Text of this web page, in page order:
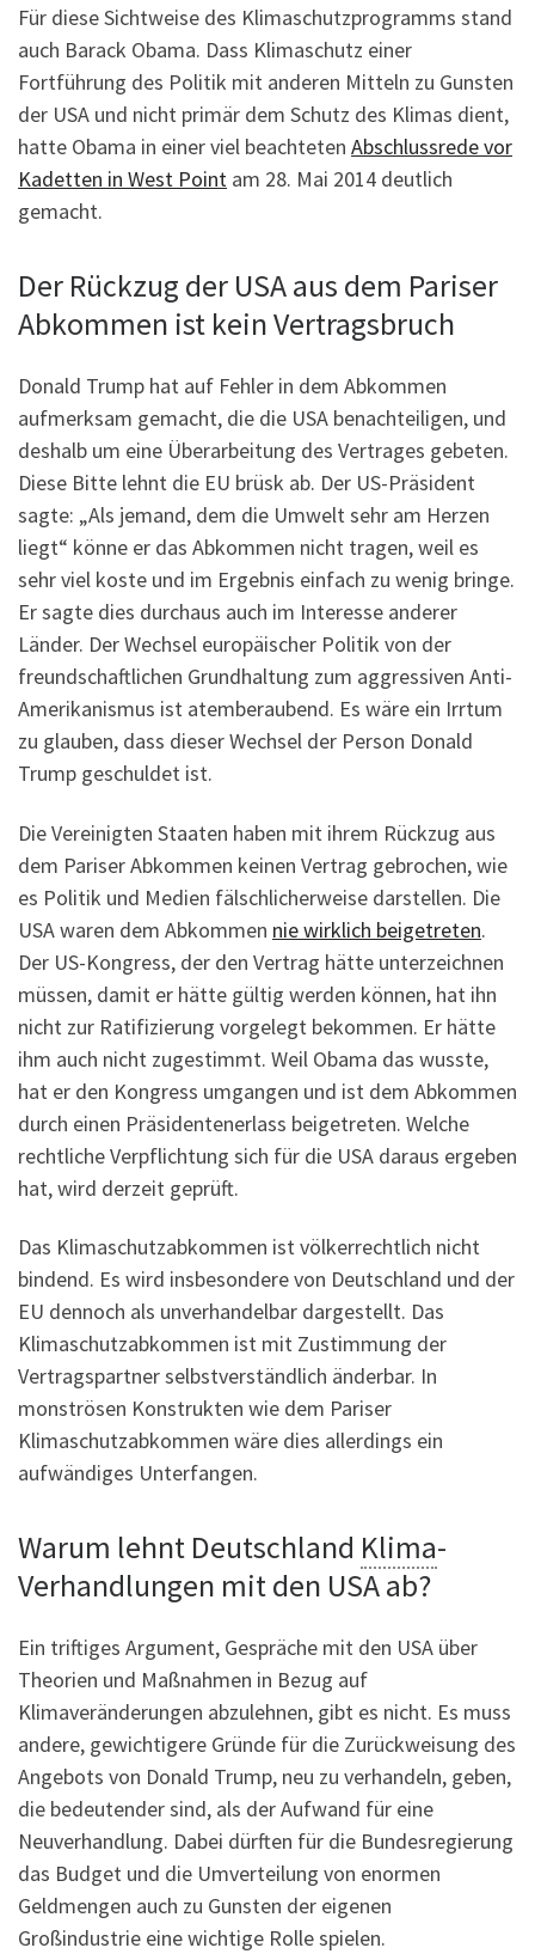
Für diese Sichtweise des Klimaschutzprogramms stand
auch Barack Obama. Dass Klimaschutz einer
Fortführung des Politik mit anderen Mitteln zu Gunsten
der USA und nicht primär dem Schutz des Klimas dient,
hatte Obama in einer viel beachteten Abschlussrede vor
Kadetten in West Point am 28. Mai 2014 deutlich
gemacht.
Der Rückzug der USA aus dem Pariser
Abkommen ist kein Vertragsbruch
Donald Trump hat auf Fehler in dem Abkommen
aufmerksam gemacht, die die USA benachteiligen, und
deshalb um eine Überarbeitung des Vertrages gebeten.
Diese Bitte lehnt die EU brüsk ab. Der US-Präsident
sagte: „Als jemand, dem die Umwelt sehr am Herzen
liegt“ könne er das Abkommen nicht tragen, weil es
sehr viel koste und im Ergebnis einfach zu wenig bringe.
Er sagte dies durchaus auch im Interesse anderer
Länder. Der Wechsel europäischer Politik von der
freundschaftlichen Grundhaltung zum aggressiven Anti-
Amerikanismus ist atemberaubend. Es wäre ein Irrtum
zu glauben, dass dieser Wechsel der Person Donald
Trump geschuldet ist.
Die Vereinigten Staaten haben mit ihrem Rückzug aus
dem Pariser Abkommen keinen Vertrag gebrochen, wie
es Politik und Medien fälschlicherweise darstellen. Die
USA waren dem Abkommen nie wirklich beigetreten.
Der US-Kongress, der den Vertrag hätte unterzeichnen
müssen, damit er hätte gültig werden können, hat ihn
nicht zur Ratifizierung vorgelegt bekommen. Er hätte
ihm auch nicht zugestimmt. Weil Obama das wusste,
hat er den Kongress umgangen und ist dem Abkommen
durch einen Präsidentenerlass beigetreten. Welche
rechtliche Verpflichtung sich für die USA daraus ergeben
hat, wird derzeit geprüft.
Das Klimaschutzabkommen ist völkerrechtlich nicht
bindend. Es wird insbesondere von Deutschland und der
EU dennoch als unverhandelbar dargestellt. Das
Klimaschutzabkommen ist mit Zustimmung der
Vertragspartner selbstverständlich änderbar. In
monströsen Konstrukten wie dem Pariser
Klimaschutzabkommen wäre dies allerdings ein
aufwändiges Unterfangen.
Warum lehnt Deutschland Klima-
Verhandlungen mit den USA ab?
Ein triftiges Argument, Gespräche mit den USA über
Theorien und Maßnahmen in Bezug auf
Klimaveränderungen abzulehnen, gibt es nicht. Es muss
andere, gewichtigere Gründe für die Zurückweisung des
Angebots von Donald Trump, neu zu verhandeln, geben,
die bedeutender sind, als der Aufwand für eine
Neuverhandlung. Dabei dürften für die Bundesregierung
das Budget und die Umverteilung von enormen
Geldmengen auch zu Gunsten der eigenen
Großindustrie eine wichtige Rolle spielen.